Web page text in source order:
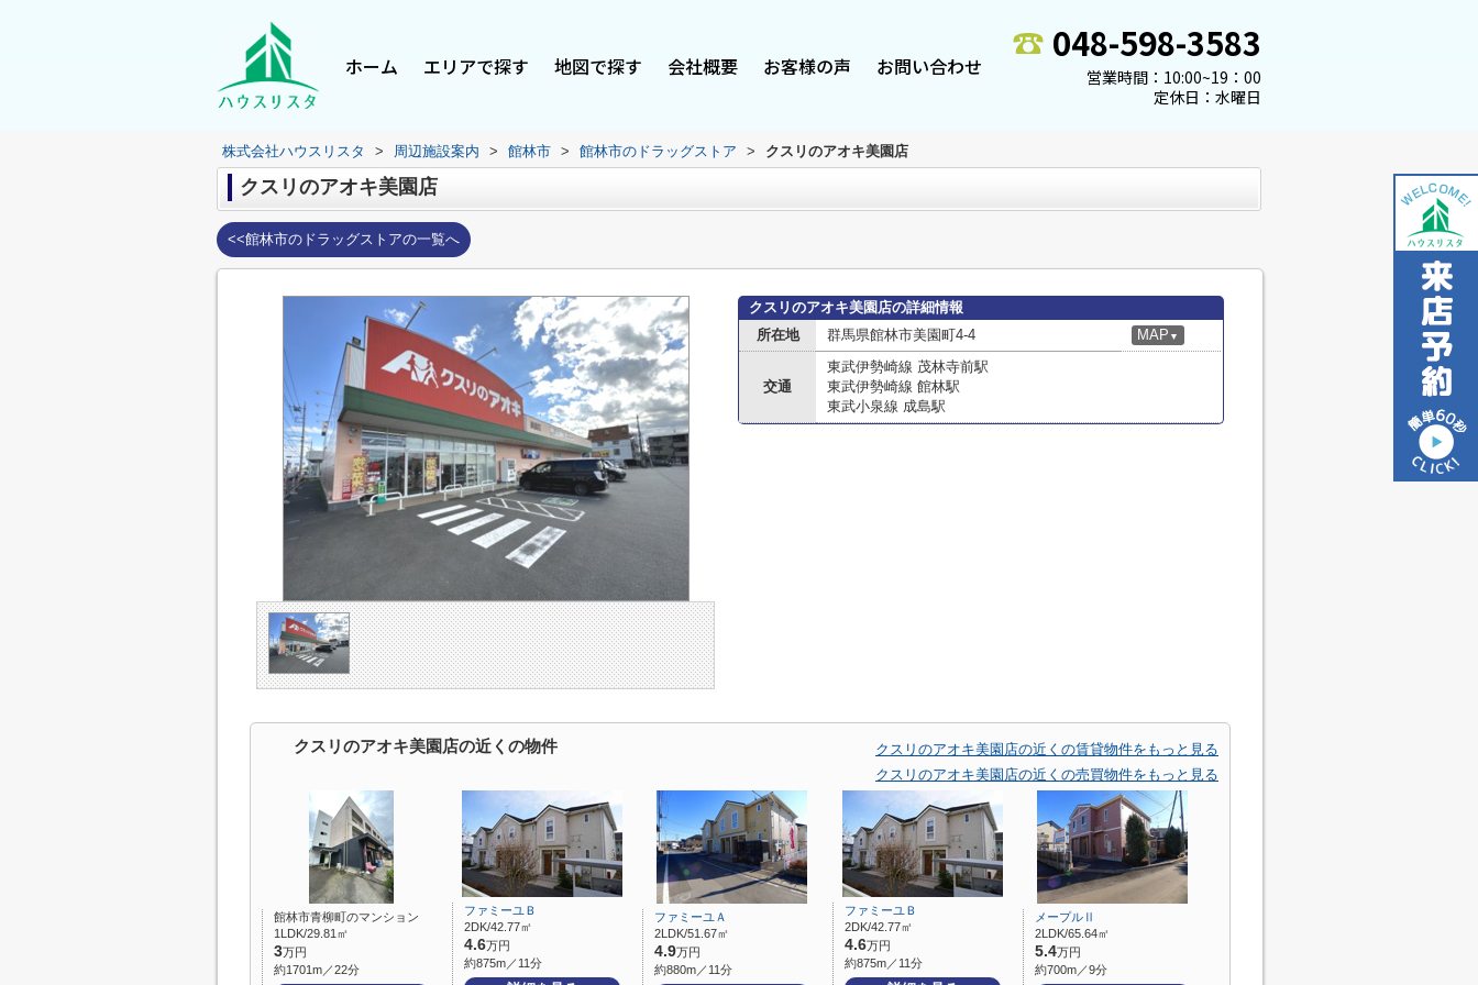
ホーム エリアで探す 地図で探す 会社概要 お客様の声 お問い合わせ
048-598-3583
営業時間：10:00~19：00
定休日：水曜日
株式会社ハウスリスタ > 周辺施設案内 > 館林市 > 館林市のドラッグストア > クスリのアオキ美園店
クスリのアオキ美園店
<<館林市のドラッグストアの一覧へ
クスリのアオキ美園店の詳細情報
所在地
群馬県館林市美園町4-4 MAP ▼
交通
東武伊勢崎線 茂林寺前駅
東武伊勢崎線 館林駅
東武小泉線 成島駅
クスリのアオキ美園店の近くの物件
クスリのアオキ美園店の近くの賃貸物件をもっと見る
クスリのアオキ美園店の近くの売買物件をもっと見る
館林市青柳町のマンション
1LDK/29.81㎡
3万円
約1701m／22分
ファミーユＢ
2DK/42.77㎡
4.6万円
約875m／11分
ファミーユＡ
2LDK/51.67㎡
4.9万円
約880m／11分
ファミーユＢ
2DK/42.77㎡
4.6万円
約875m／11分
メープルⅡ
2LDK/65.64㎡
5.4万円
約700m／9分